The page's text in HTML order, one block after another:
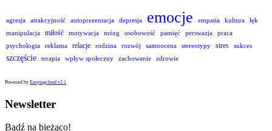
agresja atrakcyjność autoprezentacja depresja emocje empatia kultura
lęk
manipulacja
miłość motywacja mózg osobowość pamięć perswazja
praca
psychologia
reklama relacje rodzina rozwój samoocena stereotypy stres sukces
szczęście terapia wpływ społeczny zachowanie zdrowie
Powered by Easytagcloud v2.1
Newsletter
Bądź na bieżąco!